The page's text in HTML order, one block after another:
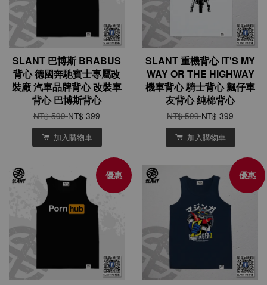
SLANT 巴博斯 BRABUS
背心 德國奔馳賓士專屬改
裝廠 汽車品牌背心 改裝車
背心 巴博斯背心
NT$ 599NT$ 399
加入購物車
SLANT 重機背心 IT'S MY
WAY OR THE HIGHWAY
機車背心 騎士背心 飆仔車
友背心 純棉背心
NT$ 599NT$ 399
加入購物車
優惠 優惠